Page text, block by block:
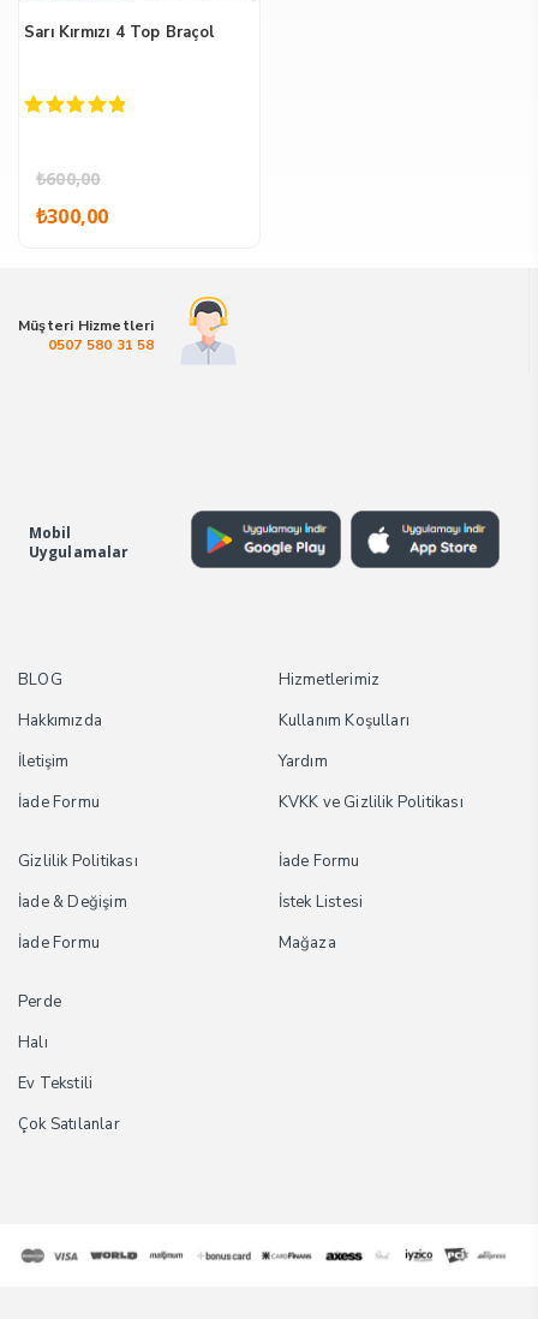
Sarı Kırmızı 4 Top Braçol
₺600,00
Orijinal
fiyat:
₺300,00Şu
andaki
₺300,00.
Müşteri Hizmetleri
0507 580 31 58
Mobil
Uygulamalar
BLOG
Hakkımızda
İletişim
İade Formu
Hizmetlerimiz
Kullanım Koşulları
Yardım
KVKK ve Gizlilik Politikası
Gizlilik Politikası
İade & Değişim
İade Formu
İade Formu
İstek Listesi
Mağaza
Perde
Halı
Ev Tekstili
Çok Satılanlar